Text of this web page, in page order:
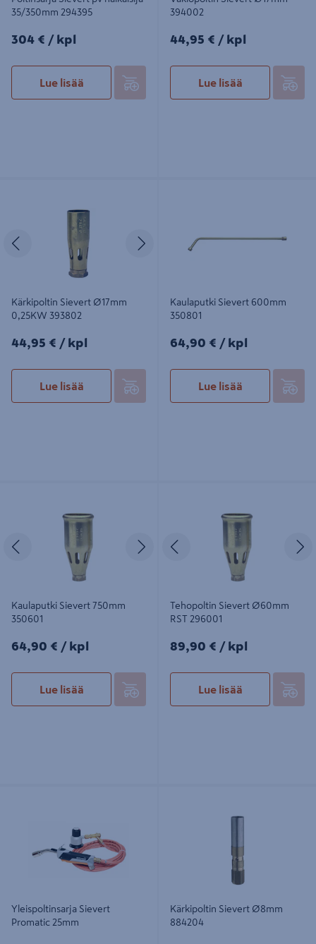
35/350mm 294395
304€/kpl
304 € / kpl
Lue lisää
394002
44,95€/kpl
44,95 € / kpl
Lue lisää
Kärkipoltin Sievert Ø17mm
0,25KW 393802
44,95€/kpl
44,95 € / kpl
Lue lisää
Kaulaputki Sievert 600mm
350801
64,90€/kpl
64,90 € / kpl
Lue lisää
Seuraava
Kaulaputki Sievert 750mm
350601
64,90€/kpl
64,90 € / kpl
Lue lisää
Tehopoltin Sievert Ø60mm
RST 296001
89,90€/kpl
89,90 € / kpl
Lue lisää
Yleispoltinsarja Sievert
Promatic 25mm
Kärkipoltin Sievert Ø8mm
884204